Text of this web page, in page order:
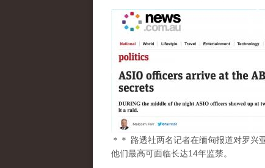
＊＊ 路透社两名记者在缅甸报道对罗兴
他们最高可面临长达14年监禁。